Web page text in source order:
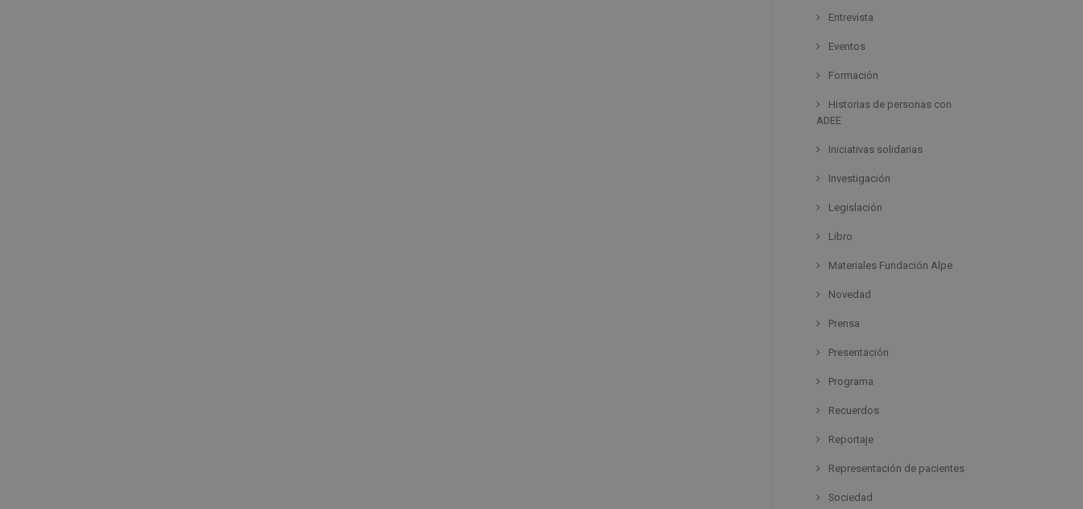
Entrevista
Eventos
Formación
Historias de personas con
ADEE
Iniciativas solidarias
Investigación
Legislación
Libro
Materiales Fundación Alpe
Novedad
Prensa
Presentación
Programa
Recuerdos
Reportaje
Representación de pacientes
Sociedad